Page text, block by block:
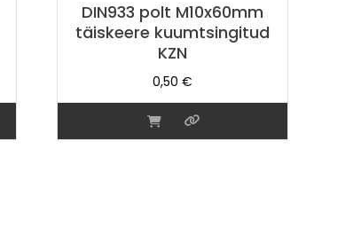
DIN933 polt M10x60mm
täiskeere kuumtsingitud
KZN
0,50 €